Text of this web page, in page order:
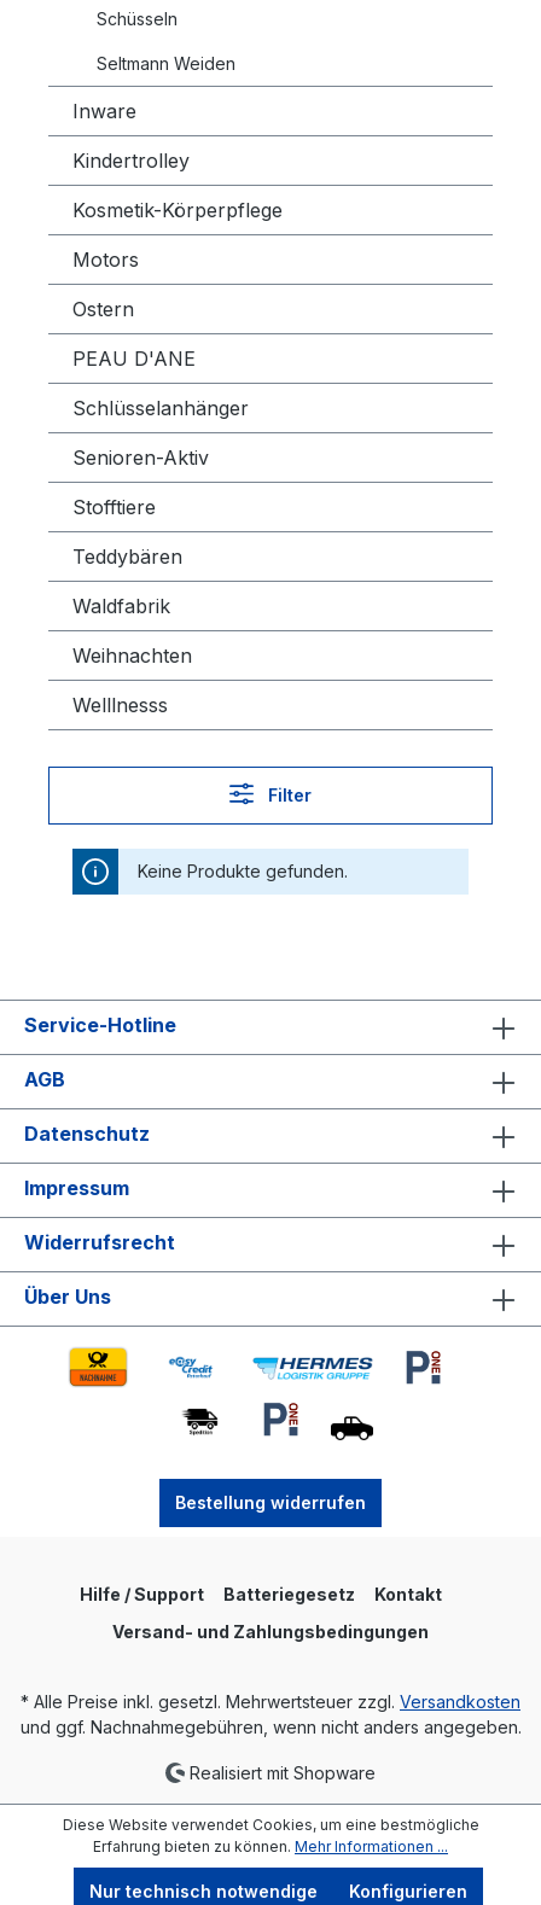
Schüsseln
Seltmann Weiden
Inware
Kindertrolley
Kosmetik-Körperpflege
Motors
Ostern
PEAU D'ANE
Schlüsselanhänger
Senioren-Aktiv
Stofftiere
Teddybären
Waldfabrik
Weihnachten
Welllnesss
Filter
Keine Produkte gefunden.
Service-Hotline
AGB
Datenschutz
Impressum
Widerrufsrecht
Über Uns
Bestellung widerrufen
Hilfe / Support Batteriegesetz
Kontakt
Versand- und Zahlungsbedingungen
* Alle Preise inkl. gesetzl. Mehrwertsteuer zzgl. Versandkosten
und ggf. Nachnahmegebühren, wenn nicht anders angegeben.
Realisiert mit Shopware
Diese Website verwendet Cookies, um eine bestmögliche
Erfahrung bieten zu können. Mehr Informationen ...
Nur technisch notwendige Konfigurieren